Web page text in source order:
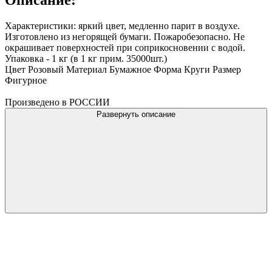
Характеристики: яркий цвет, медленно парит в воздухе.
Изготовлено из негорящей бумаги. Пожаробезопасно. Не
окрашивает поверхностей при соприкосновении с водой.
Упаковка - 1 кг (в 1 кг прим. 35000шт.)
Цвет Розовый Материал Бумажное Форма Круги Размер
Фигурное
Произведено в РОССИИ
Развернуть описание